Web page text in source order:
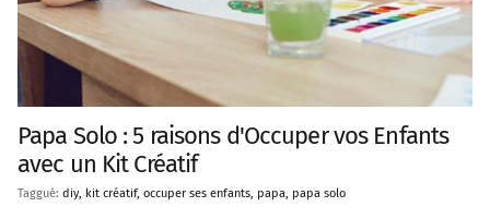
Papa Solo : 5 raisons d'Occuper vos Enfants
avec un Kit Créatif
Taggué: diy kit créatif occuper ses enfants papa papa solo